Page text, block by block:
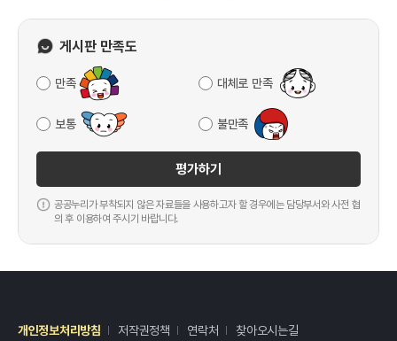
게시판 만족도
만족 대체로 만족
보통 불만족
평가하기
공공누리가 부착되지 않은 자료들을 사용하고자 할 경우에는 담당부서와 사전 협
의 후 이용하여 주시기 바랍니다.
개인정보처리방침 저작권정책 연락처 찾아오시는길